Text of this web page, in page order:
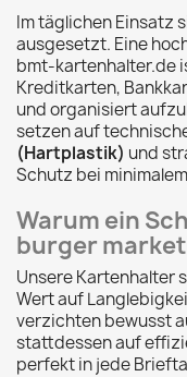
Im täglichen Einsatz
ausgesetzt. Eine
bmt-kartenhalter.de
Kreditkarten,
und organisiert
setzen auf
(Hartplastik) und
Schutz bei
Warum ein
burger
Unsere Kartenhalter
Wert auf
verzichten bewusst
stattdessen auf
perfekt in jede